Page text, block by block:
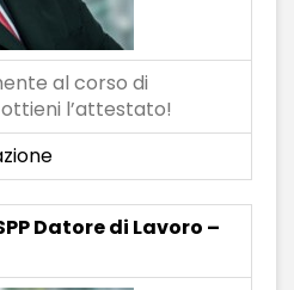
al corso di
l’attestato!
Datore di Lavoro –